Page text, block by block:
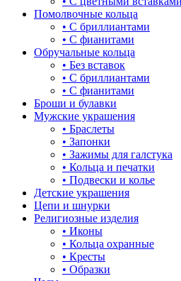
звезды
знаки зодиака
капля
квадрат (куб)
клевер
корона
кошки
Помолвочные кольца
• С бриллиантами
• С фианитами
Обручальные кольца
• Без вставок
• С бриллиантами
• С фианитами
Броши и булавки
Мужские украшения
• Браслеты
• Запонки
• Зажимы для галстука
• Кольца и печатки
• Подвески и колье
Детские украшения
Цепи и шнурки
Религиозные изделия
• Иконы
• Кольца охранные
• Кресты
• Образки